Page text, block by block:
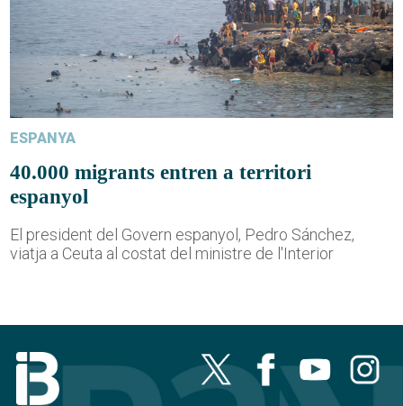
ESPANYA
40.000 migrants entren a territori
espanyol
El president del Govern espanyol, Pedro Sánchez,
viatja a Ceuta al costat del ministre de l'Interior